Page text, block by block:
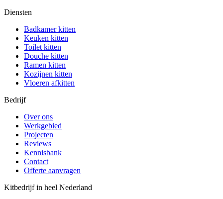
Diensten
Badkamer kitten
Keuken kitten
Toilet kitten
Douche kitten
Ramen kitten
Kozijnen kitten
Vloeren afkitten
Bedrijf
Over ons
Werkgebied
Projecten
Reviews
Kennisbank
Contact
Offerte aanvragen
Kitbedrijf in heel Nederland